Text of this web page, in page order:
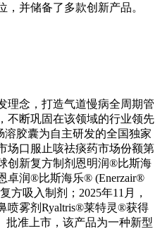
并储备了多款创新产品。
理念，打造气道慢病全周期管
不断巩固在该领域的行业领先
胶囊为自主研发的全国独家
场口服止咳祛痰药市场份额第
创新复方制剂恩明润®比斯海
卓润®比斯海乐® (Enerzair®
方吸入制剂；2025年11月，
喷雾剂Ryaltris®莱特灵®获得
批准上市，该产品为一种新型